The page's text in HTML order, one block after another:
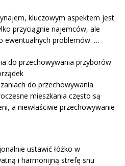
kluczowym aspektem jest
przyciągnie najemców, ale
ewentualnych problemów. …
do przechowywania przyborów
do przechowywania
mieszkania często są
a niewłaściwe przechowywanie
ustawić łóżko w
i harmonijną strefę snu